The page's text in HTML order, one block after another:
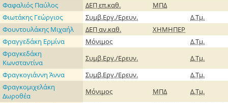
Φαφαλιός Παύλος
ΔΕΠεπ.καθ.
ΜΠΔ
Φιωτάκης Γεώργιος
Συμβ.Εργ./Ερευν.
Δ.Τμ.
Φουντουλάκης Μιχαήλ
ΔΕΠαν.καθ.
ΧΗΜΗΠΕΡ
Φραγγεδάκη Ερμίνα
Μόνιμος
Δ.Τμ.
Φραγκεδάκη
Κωνσταντίνα
Συμβ.Εργ./Ερευν.
Δ.Τμ.
Φραγκογιάννη Άννα
Συμβ.Εργ./Ερευν.
Δ.Τμ.
Φραγκομιχελάκη
Δωροθέα
Μόνιμος ΜΠΔ
Δ.Τμ.